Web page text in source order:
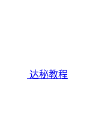
达秘教程